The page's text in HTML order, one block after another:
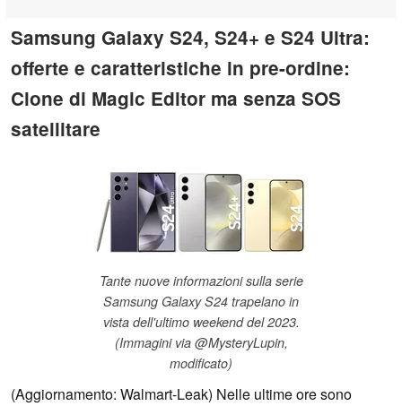
Samsung Galaxy S24, S24+ e S24 Ultra:
offerte e caratteristiche in pre-ordine:
Clone di Magic Editor ma senza SOS
satellitare
Tante nuove informazioni sulla serie
Samsung Galaxy S24 trapelano in
vista dell'ultimo weekend del 2023.
(Immagini via @MysteryLupin,
modificato)
(Aggiornamento: Walmart-Leak) Nelle ultime ore sono